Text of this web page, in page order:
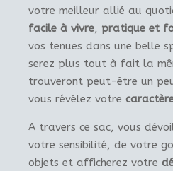
votre meilleur allié au
facile à vivre, pratique et
vos tenues dans une belle
serez plus tout à fait la
trouveront peut-être un
vous révélez votre
A travers ce sac, vous
votre sensibilité, de votre
objets et afficherez votre